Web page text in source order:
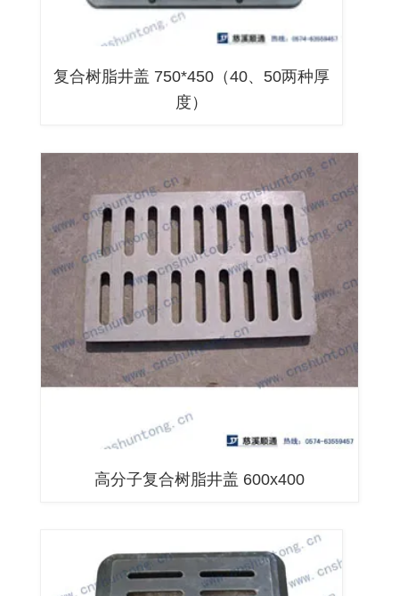
复合树脂井盖 750*450（40、50两种厚
度）
高分子复合树脂井盖 600x400